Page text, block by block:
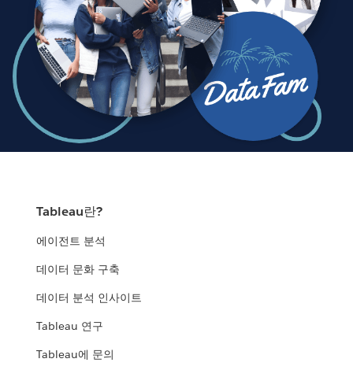
Tableau란?
에이전트 분석
데이터 문화 구축
데이터 분석 인사이트
Tableau 연구
Tableau에 문의